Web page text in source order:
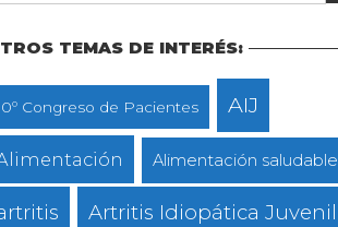
TEMAS DE INTERÉS:
Congreso de Pacientes AIJ
Alimentación saludable
Artritis Idiopática Juvenil